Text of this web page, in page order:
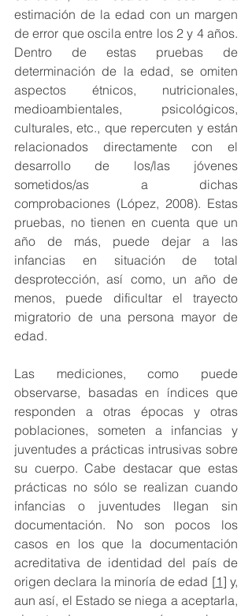
estimación de la edad con un margen
de error que oscila entre los 2 y 4 años.
Dentro de estas pruebas de
determinación de la edad, se omiten
aspectos étnicos, nutricionales,
medioambientales, psicológicos,
culturales, etc., que repercuten y están
relacionados directamente con el
desarrollo de los/las jóvenes
sometidos/as a dichas
comprobaciones (López, 2008). Estas
pruebas, no tienen en cuenta que un
año de más, puede dejar a las
infancias en situación de total
desprotección, así como, un año de
menos, puede dificultar el trayecto
migratorio de una persona mayor de
edad.
Las mediciones, como puede
observarse, basadas en índices que
responden a otras épocas y otras
poblaciones, someten a infancias y
juventudes a prácticas intrusivas sobre
su cuerpo. Cabe destacar que estas
prácticas no sólo se realizan cuando
infancias o juventudes llegan sin
documentación. No son pocos los
casos en los que la documentación
acreditativa de identidad del país de
origen declara la minoría de edad [1] y,
aun así, el Estado se niega a aceptarla,